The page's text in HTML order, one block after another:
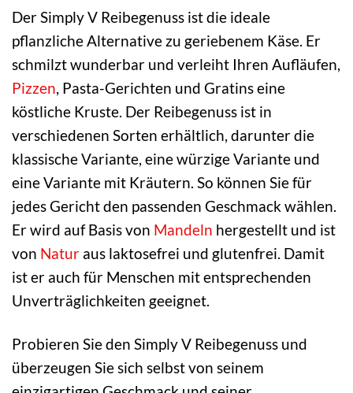
Der Simply V Reibegenuss ist die ideale
pflanzliche Alternative zu geriebenem Käse. Er
schmilzt wunderbar und verleiht Ihren Aufläufen,
Pizzen, Pasta-Gerichten und Gratins eine
köstliche Kruste. Der Reibegenuss ist in
verschiedenen Sorten erhältlich, darunter die
klassische Variante, eine würzige Variante und
eine Variante mit Kräutern. So können Sie für
jedes Gericht den passenden Geschmack wählen.
Er wird auf Basis von Mandeln hergestellt und ist
von Natur aus laktosefrei und glutenfrei. Damit
ist er auch für Menschen mit entsprechenden
Unverträglichkeiten geeignet.
Probieren Sie den Simply V Reibegenuss und
überzeugen Sie sich selbst von seinem